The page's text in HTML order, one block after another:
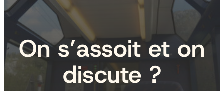
On s’assoit et on
discute ?